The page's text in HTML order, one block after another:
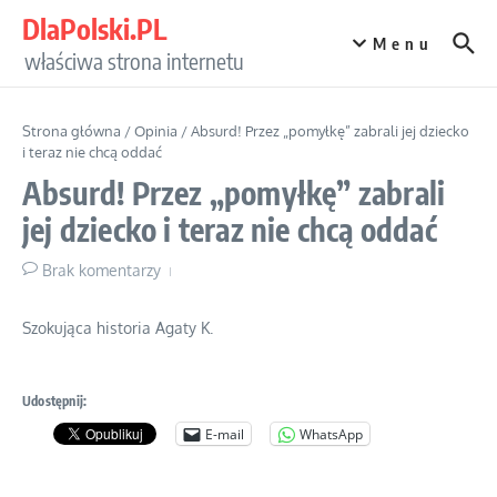
DlaPolski.PL
właściwa strona internetu
Menu
Strona główna /Opinia /Absurd! Przez „pomyłkę” zabrali jej dziecko
i teraz nie chcą oddać
Absurd! Przez „pomyłkę” zabrali
jej dziecko i teraz nie chcą oddać
Brak komentarzy
Szokująca historia Agaty K.
Udostępnij:
E-mail WhatsApp